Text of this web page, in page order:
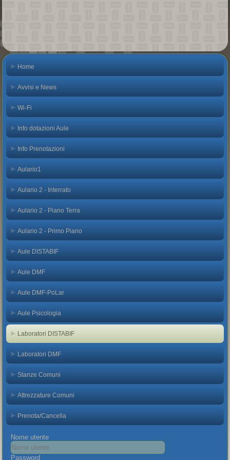
Home
Avvisi e News
Wi-Fi
Info dotazioni Aule
Info Prenotazioni
Aulario1
Aulario 2 - Interrato
Aulario 2 - Piano Terra
Aulario 2 - Primo Piano
Aule DISTABIF
Aule DMF
Aule DMF-PoLar
Aule Psicologia
Laboratori DISTABIF
Laboratori DMF
Stanze Comuni
Attrezzature Comuni
Prenota/Cancella
Nome utente
Password